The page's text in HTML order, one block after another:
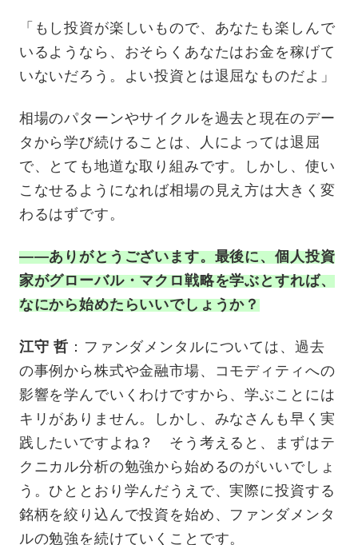
「もし投資が楽しいもので、あなたも楽しんで
いるようなら、おそらくあなたはお金を稼げて
いないだろう。よい投資とは退屈なものだよ」
相場のパターンやサイクルを過去と現在のデー
タから学び続けることは、人によっては退屈
で、とても地道な取り組みです。しかし、使い
こなせるようになれば相場の見え方は大きく変
わるはずです。
——ありがとうございます。最後に、個人投資
家がグローバル・マクロ戦略を学ぶとすれば、
なにから始めたらいいでしょうか？
江守 哲 ：ファンダメンタルについては、過去
の事例から株式や金融市場、コモディティへの
影響を学んでいくわけですから、学ぶことには
キリがありません。しかし、みなさんも早く実
践したいですよね？ そう考えると、まずはテ
クニカル分析の勉強から始めるのがいいでしょ
う。ひととおり学んだうえで、実際に投資する
銘柄を絞り込んで投資を始め、ファンダメンタ
ルの勉強を続けていくことです。